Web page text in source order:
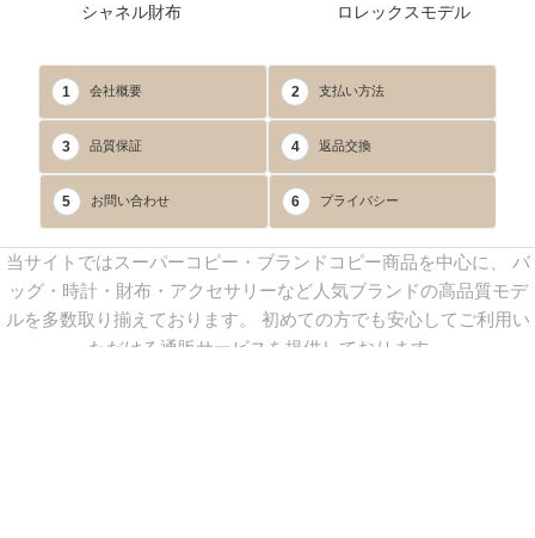
シャネル財布 ロレックスモデル
1 会社概要 2 支払い方法
3 品質保証 4 返品交換
5 お問い合わせ 6 プライバシー
当サイトではスーパーコピー・ブランドコピー商品を中心に、 バ
ッグ・時計・財布・アクセサリーなど人気ブランドの高品質モデ
ルを多数取り揃えております。 初めての方でも安心してご利用い
ただける通販サービスを提供しております。